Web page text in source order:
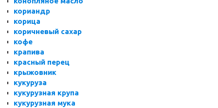
кориандр
корица
коричневый сахар
кофе
крапива
красный перец
крыжовник
кукуруза
кукурузная крупа
кукурузная мука